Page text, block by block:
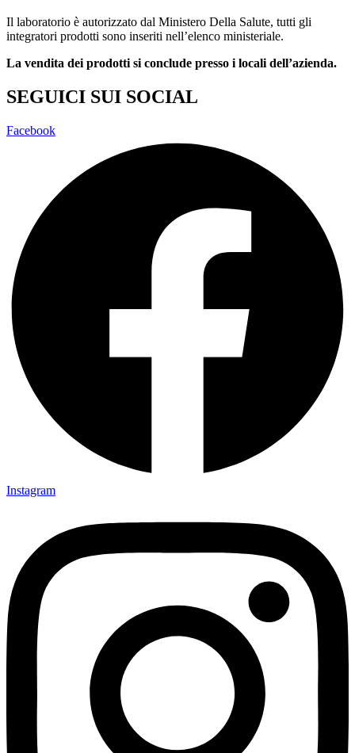
Il laboratorio è autorizzato dal Ministero Della Salute, tutti gli
integratori prodotti sono inseriti nell’elenco ministeriale.
La vendita dei prodotti si conclude presso i locali dell’azienda.
SEGUICI SUI SOCIAL
Facebook
Instagram